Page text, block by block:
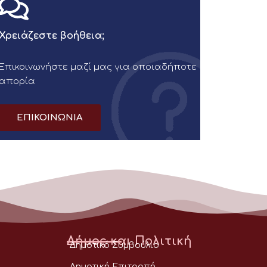
Χρειάζεστε βοήθεια;
Επικοινωνήστε μαζί μας για οποιαδήποτε
απορία
ΕΠΙΚΟΙΝΩΝΙΑ
Δήμος και Πολιτική
Δημοτικό Συμβούλιο